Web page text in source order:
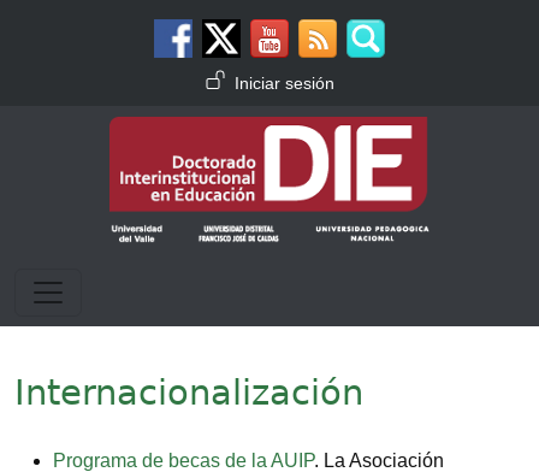
Menú de cuenta de usuario
Iniciar sesión
Internacionalización
Programa de becas de la AUIP. La Asociación